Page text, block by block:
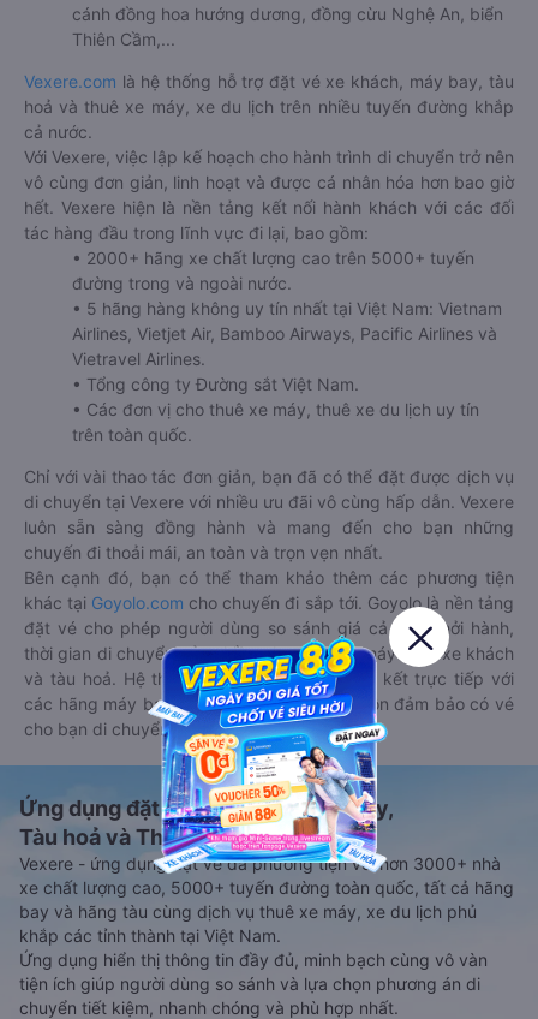
cánh đồng hoa hướng dương, đồng cừu Nghệ An, biển
Thiên Cầm,...
Vexere.com là hệ thống hỗ trợ đặt vé xe khách, máy bay, tàu
hoả và thuê xe máy, xe du lịch trên nhiều tuyến đường khắp
cả nước.
Với Vexere, việc lập kế hoạch cho hành trình di chuyển trở nên
vô cùng đơn giản, linh hoạt và được cá nhân hóa hơn bao giờ
hết. Vexere hiện là nền tảng kết nối hành khách với các đối
tác hàng đầu trong lĩnh vực đi lại, bao gồm:
• 2000+ hãng xe chất lượng cao trên 5000+ tuyến
đường trong và ngoài nước.
• 5 hãng hàng không uy tín nhất tại Việt Nam: Vietnam
Airlines, Vietjet Air, Bamboo Airways, Pacific Airlines và
Vietravel Airlines.
• Tổng công ty Đường sắt Việt Nam.
• Các đơn vị cho thuê xe máy, thuê xe du lịch uy tín
trên toàn quốc.
Chỉ với vài thao tác đơn giản, bạn đã có thể đặt được dịch vụ
di chuyển tại Vexere với nhiều ưu đãi vô cùng hấp dẫn. Vexere
luôn sẵn sàng đồng hành và mang đến cho bạn những
chuyến đi thoải mái, an toàn và trọn vẹn nhất.
Bên cạnh đó, bạn có thể tham khảo thêm các phương tiện
khác tại Goyolo.com cho chuyến đi sắp tới. Goyolo là nền tảng
đặt vé cho phép người dùng so sánh giá cả, giờ khởi hành,
thời gian di chuyển của nhiều phương tiện máy bay, xe khách
và tàu hoả. Hệ thống của Goyolo được liên kết trực tiếp với
các hãng máy bay, xe khách và tàu hoả, luôn đảm bảo có vé
cho bạn di chuyển.
Ứng dụng đặt vé Xe khách, Máy bay,
Tàu hoả và Thuê xe
Vexere - ứng dụng đặt vé đa phương tiện với hơn 3000+ nhà
xe chất lượng cao, 5000+ tuyến đường toàn quốc, tất cả hãng
bay và hãng tàu cùng dịch vụ thuê xe máy, xe du lịch phủ
khắp các tỉnh thành tại Việt Nam.
Ứng dụng hiển thị thông tin đầy đủ, minh bạch cùng vô vàn
tiện ích giúp người dùng so sánh và lựa chọn phương án di
chuyển tiết kiệm, nhanh chóng và phù hợp nhất.